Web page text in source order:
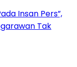
Insan Pers”,
Tak